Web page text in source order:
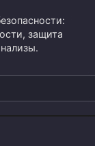
защита